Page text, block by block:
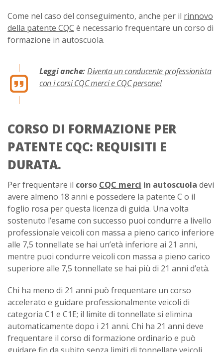
Come nel caso del conseguimento, anche per il rinnovo
della patente CQC è necessario frequentare un corso di
formazione in autoscuola.
Leggi anche:Diventa un conducente professionista
con i corsi CQC merci e CQC persone!
CORSO DI FORMAZIONE PER
PATENTE CQC: REQUISITI E
DURATA.
Per frequentare il corso CQC merci in autoscuola devi
avere almeno 18 anni e possedere la patente C o il
foglio rosa per questa licenza di guida. Una volta
sostenuto l’esame con successo puoi condurre a livello
professionale veicoli con massa a pieno carico inferiore
alle 7,5 tonnellate se hai un’età inferiore ai 21 anni,
mentre puoi condurre veicoli con massa a pieno carico
superiore alle 7,5 tonnellate se hai più di 21 anni d’età.
Chi ha meno di 21 anni può frequentare un corso
accelerato e guidare professionalmente veicoli di
categoria C1 e C1E; il limite di tonnellate si elimina
automaticamente dopo i 21 anni. Chi ha 21 anni deve
frequentare il corso di formazione ordinario e può